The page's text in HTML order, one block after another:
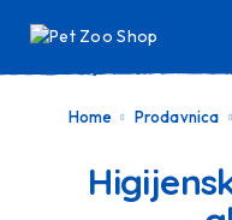
Home Prodavnica